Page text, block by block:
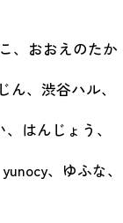
、おおえのたか
、渋谷ハル、
はんじょう、
、ゆふな、